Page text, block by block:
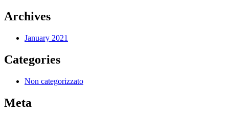
Archives
January 2021
Categories
Non categorizzato
Meta